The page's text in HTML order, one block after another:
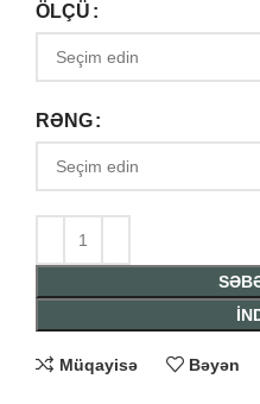
ÖLÇÜ
RƏNG
Müqayisə Bəyən